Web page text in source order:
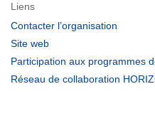
Liens
Contacter l’organisation
fenêtre)
Site web
dans
Participation aux programmes
Réseau de collaboration